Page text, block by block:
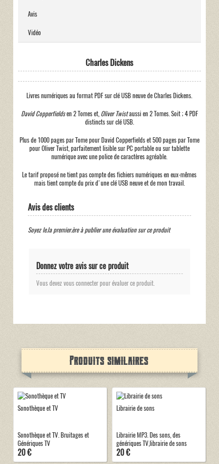
Avis
Vidéo
Charles Dickens
Livres numériques au format PDF sur clé USB neuve de Charles Dickens.
David Copperfieldsen 2 Tomes et, Oliver Twistaussi en 2 Tomes. Soit ; 4 PDF
distincts sur clé USB.
Plus de 1000 pages par Tome pour David Copperfields et 500 pages par Tome
pour Oliver Twist, parfaitement lisible sur PC portable ou sur tablette
numérique avec une police de caractères agréable.
Le tarif proposé ne tient pas compte des fichiers numériques en eux-mêmes
mais tient compte du prix d'une clé USB neuve et de mon travail.
Avis des clients
Soyez le.la premier.ère à publier une évaluation sur ce produit
Donnez votre avis sur ce produit
Vous devez vous connecter pour évaluer ce produit.
Produits similaires
Sonothèque et TV
Sonothèque et TV. Bruitages et
Génériques TV
20 €
Librairie de sons
Librairie MP3. Des sons, des
génériques TV,librairie de sons
20 €